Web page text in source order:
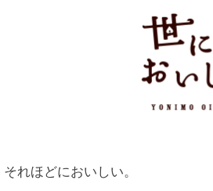
れほどにおいしい。